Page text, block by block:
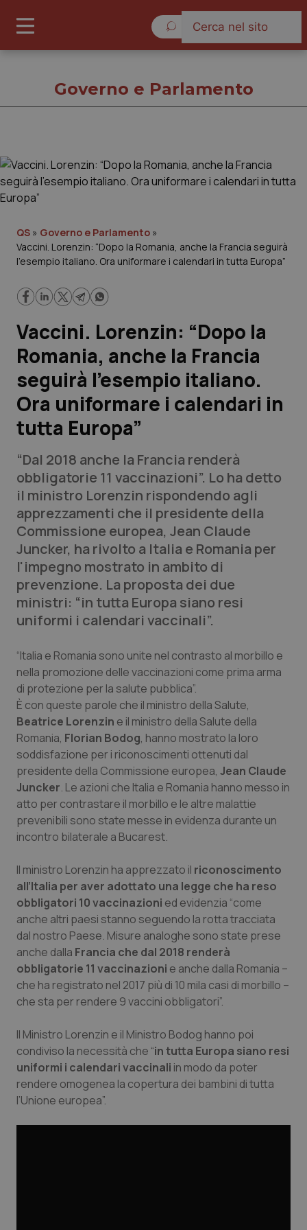
Cronache
Governo e Parlamento
Regioni e Asl
Lavoro e Professioni
Scienza e Farmaci
Studi e Analisi
Lettere al direttore
QS Pro
Professionisti Sanitari.AI
Abruzzo
Basilicata
Calabria
Campania
Emilia-Romagna
Friuli Venezia Giulia
Lazio
Liguria
Lombardia
Marche
Molise
Piemonte
Provincia Autonoma di Bolzano
Puglia
Sardegna
Sicilia
QS Pro Gold
Artrite & artrosi
Asma & BPCO
Car-T
Colesterolo & coronaropatie
Dermatite Atopica
Diabete & glucometri
Disturbi dell’umore
Dolore
Donna & Salute
Epatiti
HIV
Infezioni & Febbre
Malattie rare
Malattia di Crohn & Rettocolite Ulcerosa
Neuroscienze & patologie neurodegenerative
QS Club Newsletter
Governo e Parlamento
QS » Governo e Parlamento »
Vaccini. Lorenzin: “Dopo la Romania, anche la Francia seguirà
l’esempio italiano. Ora uniformare i calendari in tutta Europa”
Vaccini. Lorenzin: “Dopo la
Romania, anche la Francia
seguirà l’esempio italiano.
Ora uniformare i calendari in
tutta Europa”
“Dal 2018 anche la Francia renderà
obbligatorie 11 vaccinazioni”. Lo ha detto
il ministro Lorenzin rispondendo agli
apprezzamenti che il presidente della
Commissione europea, Jean Claude
Juncker, ha rivolto a Italia e Romania per
l'impegno mostrato in ambito di
prevenzione. La proposta dei due
ministri: “in tutta Europa siano resi
uniformi i calendari vaccinali”.
“Italia e Romania sono unite nel contrasto al morbillo e
nella promozione delle vaccinazioni come prima arma
di protezione per la salute pubblica”.
È con queste parole che il ministro della Salute,
Beatrice Lorenzin e il ministro della Salute della
Romania, Florian Bodog, hanno mostrato la loro
soddisfazione per i riconoscimenti ottenuti dal
presidente della Commissione europea, Jean Claude
Juncker. Le azioni che Italia e Romania hanno messo in
atto per contrastare il morbillo e le altre malattie
prevenibili sono state messe in evidenza durante un
incontro bilaterale a Bucarest.
Il ministro Lorenzin ha apprezzato il riconoscimento
all’Italia per aver adottato una legge che ha reso
obbligatori 10 vaccinazioni ed evidenzia “come
anche altri paesi stanno seguendo la rotta tracciata
dal nostro Paese. Misure analoghe sono state prese
anche dalla Francia che dal 2018 renderà
obbligatorie 11 vaccinazioni e anche dalla Romania –
che ha registrato nel 2017 più di 10 mila casi di morbillo –
che sta per rendere 9 vaccini obbligatori”.
Il Ministro Lorenzin e il Ministro Bodog hanno poi
condiviso la necessità che “in tutta Europa siano resi
uniformi i calendari vaccinali in modo da poter
rendere omogenea la copertura dei bambini di tutta
l’Unione europea”.